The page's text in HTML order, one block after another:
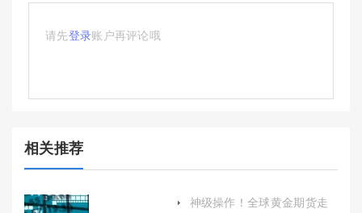
请先登录账户再评论哦
相关推荐
神级操作！全球黄金期货走